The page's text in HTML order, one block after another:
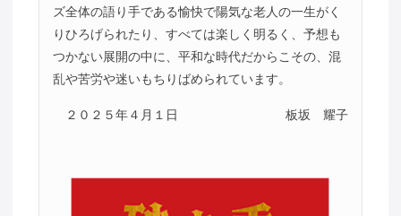
ズ全体の語り手である愉快で陽気な老人の一生がく
りひろげられたり、すべては楽しく明るく、予想も
つかない展開の中に、平和な時代だからこその、混
乱や苦労や迷いもちりばめられています。
２０２５年４月１日 板坂 耀子